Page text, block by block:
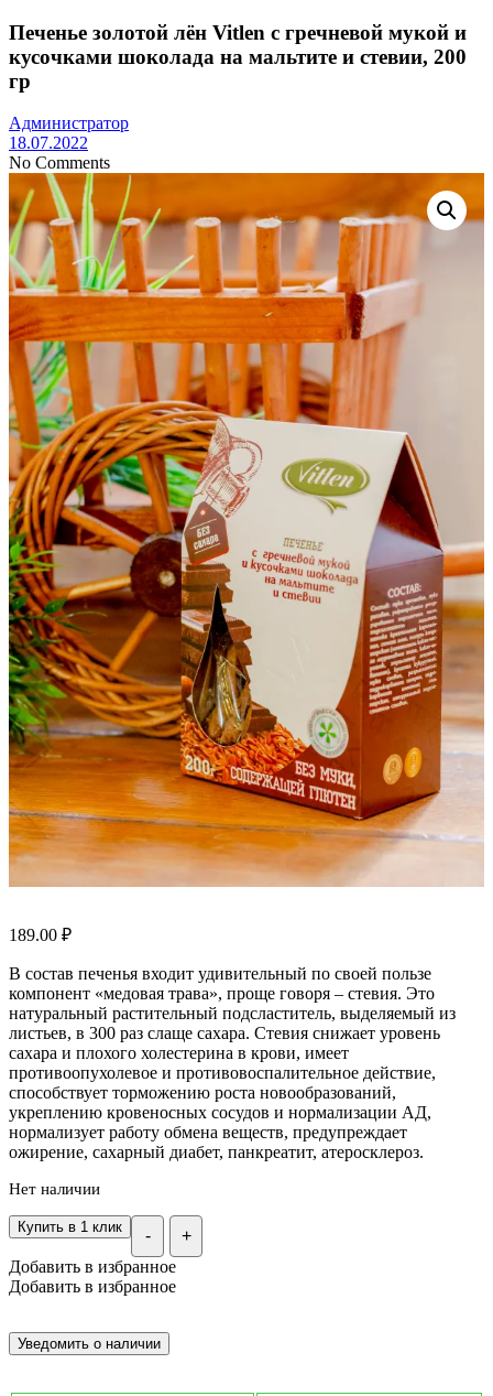
Печенье золотой лён Vitlen с гречневой мукой и
кусочками шоколада на мальтите и стевии, 200
гр
Администратор
18.07.2022
No Comments
189.00 ₽
В состав печенья входит удивительный по своей пользе
компонент «медовая трава», проще говоря – стевия. Это
натуральный растительный подсластитель, выделяемый из
листьев, в 300 раз слаще сахара. Стевия снижает уровень
сахара и плохого холестерина в крови, имеет
противоопухолевое и противовоспалительное действие,
способствует торможению роста новообразований,
укреплению кровеносных сосудов и нормализации АД,
нормализует работу обмена веществ, предупреждает
ожирение, сахарный диабет, панкреатит, атеросклероз.
Нет наличии
- +
Купить в 1 клик
Добавить в избранное
Добавить в избранное